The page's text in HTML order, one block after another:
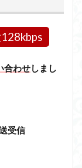
合わせしまし
受信